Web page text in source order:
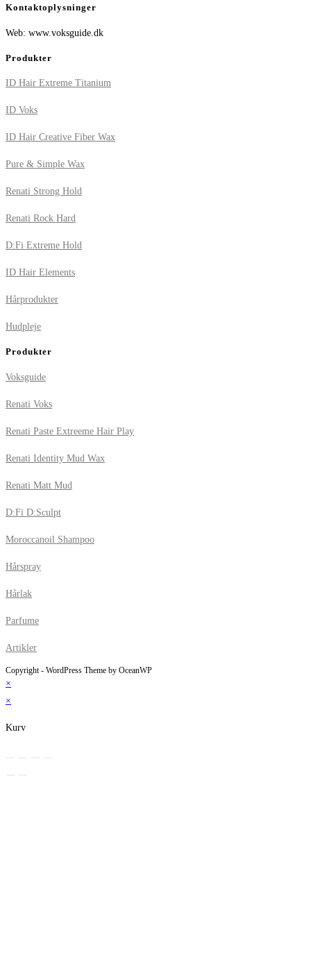
Kontaktoplysninger
Web: www.voksguide.dk
Produkter
ID Hair Extreme Titanium
ID Voks
ID Hair Creative Fiber Wax
Pure & Simple Wax
Renati Strong Hold
Renati Rock Hard
D:Fi Extreme Hold
ID Hair Elements
Hårprodukter
Hudpleje
Produkter
Voksguide
Renati Voks
Renati Paste Extreeme Hair Play
Renati Identity Mud Wax
Renati Matt Mud
D:Fi D:Sculpt
Moroccanoil Shampoo
Hårspray
Hårlak
Parfume
Artikler
Copyright - WordPress Theme by OceanWP
×
×
Kurv